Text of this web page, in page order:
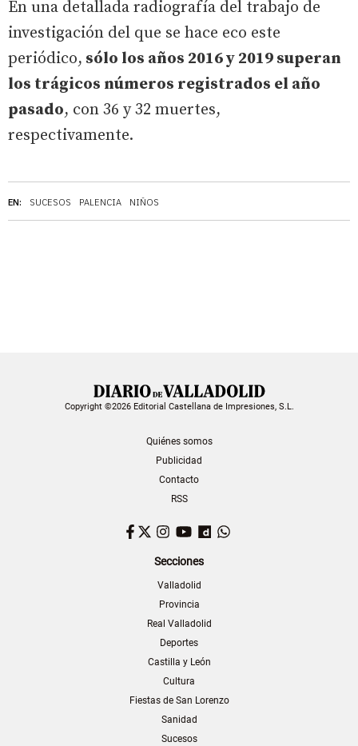
EN: SUCESOS PALENCIA NIÑOS
En una detallada radiografía del trabajo de
investigación del que se hace eco este
periódico, sólo los años 2016 y 2019 superan
los trágicos números registrados el año
pasado, con 36 y 32 muertes,
respectivamente.
Copyright ©2026 Editorial Castellana de Impresiones, S.L.
Quiénes somos
Publicidad
Contacto
RSS
Facebook
TwitterInstagram
YouTubeDailymotion
Secciones
Valladolid
Provincia
Real Valladolid
Deportes
Castilla y León
Cultura
Fiestas de San Lorenzo
Sanidad
Sucesos